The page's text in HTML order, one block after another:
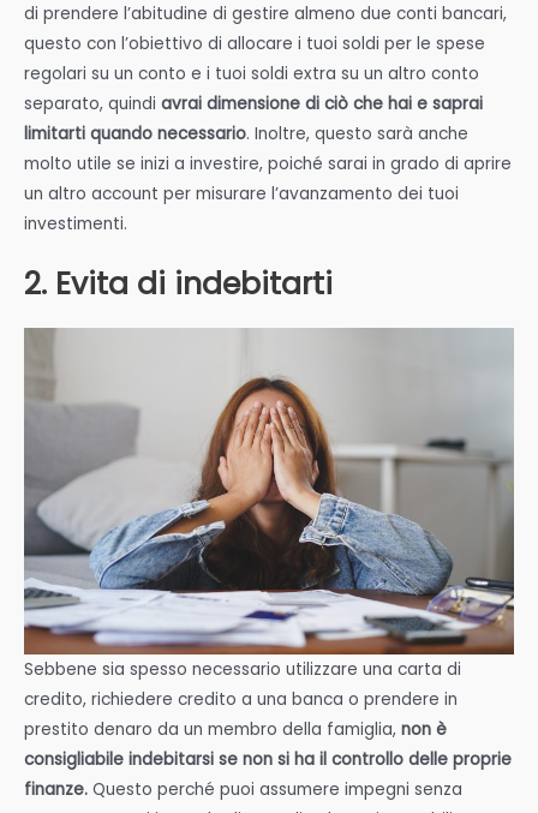
di prendere l’abitudine di gestire almeno due conti bancari,
questo con l’obiettivo di allocare i tuoi soldi per le spese
regolari su un conto e i tuoi soldi extra su un altro conto
separato, quindi avrai dimensione di ciò che hai e saprai
limitarti quando necessario. Inoltre, questo sarà anche
molto utile se inizi a investire, poiché sarai in grado di aprire
un altro account per misurare l’avanzamento dei tuoi
investimenti.
2. Evita di indebitarti
Sebbene sia spesso necessario utilizzare una carta di
credito, richiedere credito a una banca o prendere in
prestito denaro da un membro della famiglia, non è
consigliabile indebitarsi se non si ha il controllo delle proprie
finanze. Questo perché puoi assumere impegni senza